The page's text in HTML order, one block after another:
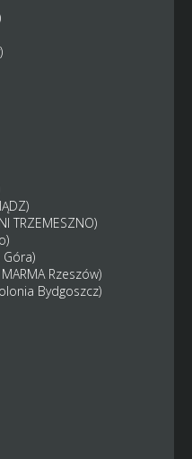
TRZEMESZNO)
Rzeszów)
Bydgoszcz)